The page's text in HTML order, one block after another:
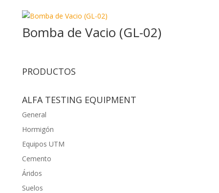
Bomba de Vacio (GL-02)
PRODUCTOS
ALFA TESTING EQUIPMENT
General
Hormigón
Equipos UTM
Cemento
Áridos
Suelos